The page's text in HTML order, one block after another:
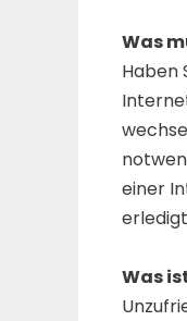
Was
Haben
einer
Was